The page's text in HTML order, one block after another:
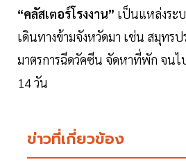
“คลัสเตอร์โรงงาน” เป็นแหล่งระ
เดินทางข้ามจังหวัดมา เช่น สมุทรป
มาตรการฉีดวัคซีน จัดหาที่พัก จนไ
14 วัน
ข่าวที่เกี่ยวข้อง